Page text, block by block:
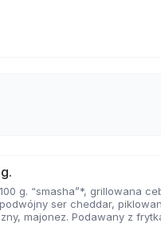
g. “smasha”*, grillowana
ser cheddar,
majonez. Podawany z